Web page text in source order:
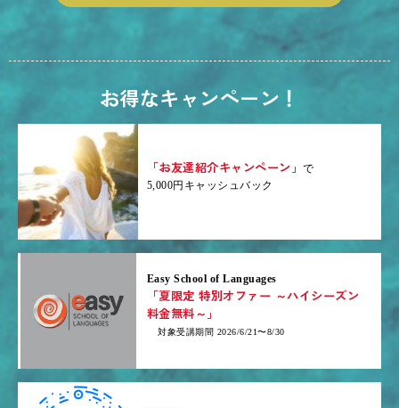
お得なキャンペーン！
「お友達紹介キャンペーン」で
5,000円キャッシュバック
Easy School of Languages
「夏限定 特別オファー ～ハイシーズン
料金無料～」
対象受講期間 2026/6/21〜8/30